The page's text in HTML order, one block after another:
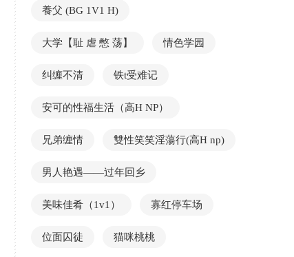
養父 (BG 1V1 H)
大学【耻 虐 憋 荡】 情色学园
纠缠不清 铁t受难记
安可的性福生活（高H NP）
兄弟缠情 雙性笑笑淫蕩行(高H np)
男人艳遇——过年回乡
美味佳肴（1v1） 寡红停车场
位面囚徒 猫咪桃桃